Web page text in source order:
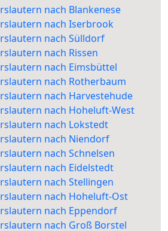
nach Blankenese
nach Iserbrook
nach Sülldorf
nach Rissen
nach Eimsbüttel
nach Rotherbaum
nach Harvestehude
nach Hoheluft-West
nach Lokstedt
nach Niendorf
nach Schnelsen
nach Eidelstedt
nach Stellingen
nach Hoheluft-Ost
nach Eppendorf
nach Groß Borstel